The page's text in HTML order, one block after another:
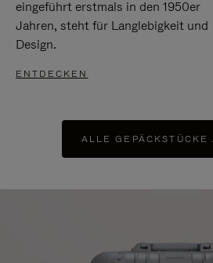
eingeführt erstmals in den 1950er
Jahren, steht für Langlebigkeit und
Design.
ENTDECKEN
ALLE GEPÄCKSTÜCKE